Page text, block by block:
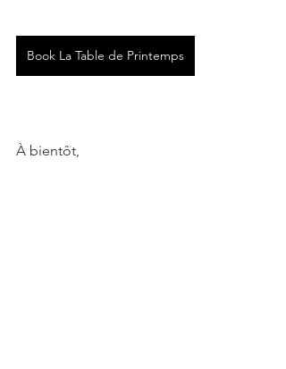
Book La Table de Printemps
À bientôt,